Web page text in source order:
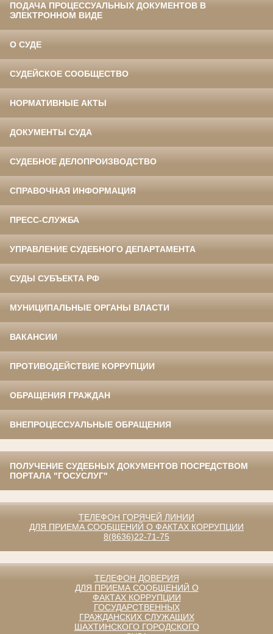
ПОДАЧА ПРОЦЕССУАЛЬНЫХ ДОКУМЕНТОВ В
ЭЛЕКТРОННОМ ВИДЕ
О СУДЕ
СУДЕЙСКОЕ СООБЩЕСТВО
НОРМАТИВНЫЕ АКТЫ
ДОКУМЕНТЫ СУДА
СУДЕБНОЕ ДЕЛОПРОИЗВОДСТВО
СПРАВОЧНАЯ ИНФОРМАЦИЯ
ПРЕСС-СЛУЖБА
УПРАВЛЕНИЕ СУДЕБНОГО ДЕПАРТАМЕНТА
СУДЫ СУБЪЕКТА РФ
МУНИЦИПАЛЬНЫЕ ОРГАНЫ ВЛАСТИ
ВАКАНСИИ
ПРОТИВОДЕЙСТВИЕ КОРРУПЦИИ
ОБРАЩЕНИЯ ГРАЖДАН
ВНЕПРОЦЕССУАЛЬНЫЕ ОБРАЩЕНИЯ
ПОЛУЧЕНИЕ СУДЕБНЫХ ДОКУМЕНТОВ ПОСРЕДСТВОМ
ПОРТАЛА "ГОСУСЛУГ"
ТЕЛЕФОН ГОРЯЧЕЙ ЛИНИИ
ДЛЯ ПРИЕМА СООБЩЕНИЙ О ФАКТАХ КОРРУПЦИИ
8(8636)22-71-75
ТЕЛЕФОН ДОВЕРИЯ
ДЛЯ ПРИЕМА СООБЩЕНИЙ О
ФАКТАХ КОРРУПЦИИ
ГОСУДАРСТВЕННЫХ
ГРАЖДАНСКИХ СЛУЖАЩИХ
ШАХТИНСКОГО ГОРОДСКОГО